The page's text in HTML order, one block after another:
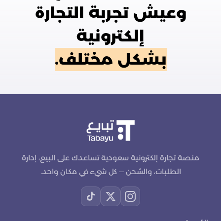
وعيش تجربة التجارة
إلكترونية
بشكل مختلف.
منصة تجارة إلكترونية سعودية تساعدك على البيع، إدارة
الطلبات، والشحن — كل شيء في مكان واحد.